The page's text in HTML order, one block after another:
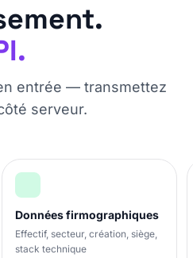
entrée — transmettez
serveur.
Données firmographiques
Effectif, secteur, création, siège,
stack technique